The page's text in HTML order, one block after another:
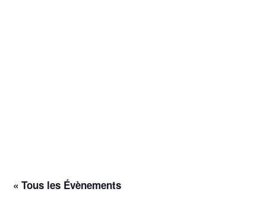
« Tous les Évènements